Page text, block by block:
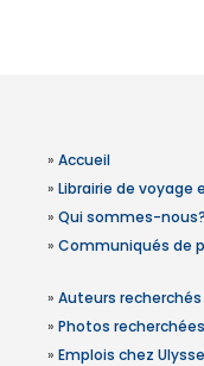
» Accueil
» Librairie de voyage
» Qui sommes-nous?
» Communiqués de
» Auteurs recherchés
» Photos recherchées
» Emplois chez Ulysse